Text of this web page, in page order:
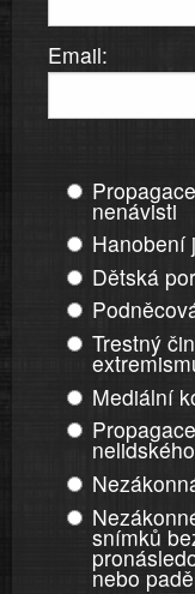
Email:
nenávisti
Hanobení
Dětská
Trestný
Mediální
snímků
nebo